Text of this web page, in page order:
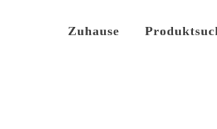
Zuhause